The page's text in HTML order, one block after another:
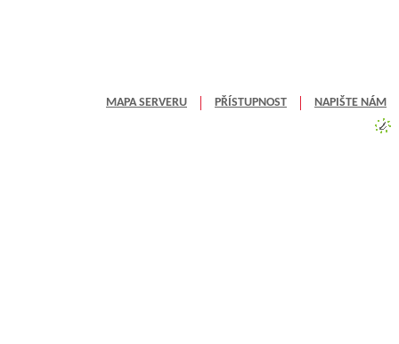
MAPA SERVERU PŘÍSTUPNOST NAPIŠTE NÁM